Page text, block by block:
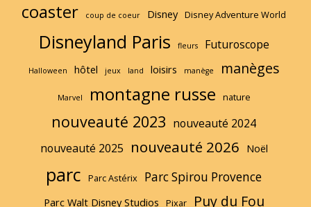
coaster coup de coeur Disney Disney Adventure World
Disneyland Paris fleurs Futuroscope
Halloween hôtel jeux land loisirs manège manèges
Marvel montagne russe nature
nouveauté 2023 nouveauté 2024
nouveauté 2025 nouveauté 2026 Noël
parc Parc Astérix Parc Spirou Provence
Parc Walt Disney Studios Pixar Puy du Fou